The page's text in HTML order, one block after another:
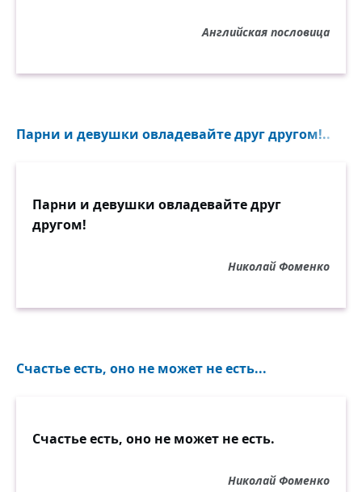
Не зря ночные соловьяАнглийская пословица
Парни и девушки овладевайте друг другом!..
Парни и девушки овладевайте друг
другом!
Николай Фоменко
Счастье есть, оно не может не есть...
Счастье есть, оно не может не есть.
Николай Фоменко